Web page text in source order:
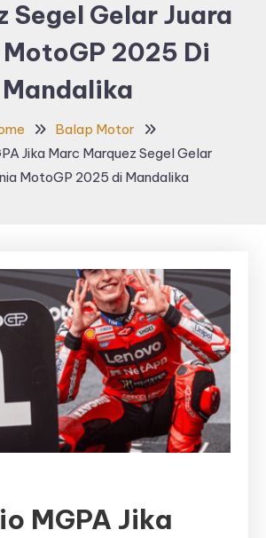
Segel Gelar Juara
2025 Di
Mandalika
Balap Motor
Jika Marc Marquez Segel Gelar
MotoGP 2025 di Mandalika
MGPA Jika